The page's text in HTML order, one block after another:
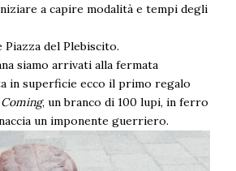
a capire modalità e tempi degli
del Plebiscito.
siamo arrivati alla fermata
in superficie ecco il primo regalo
, un branco di 100 lupi, in ferro
un imponente guerriero.